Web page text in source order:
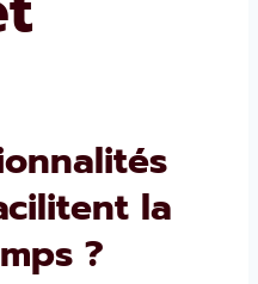
la
?